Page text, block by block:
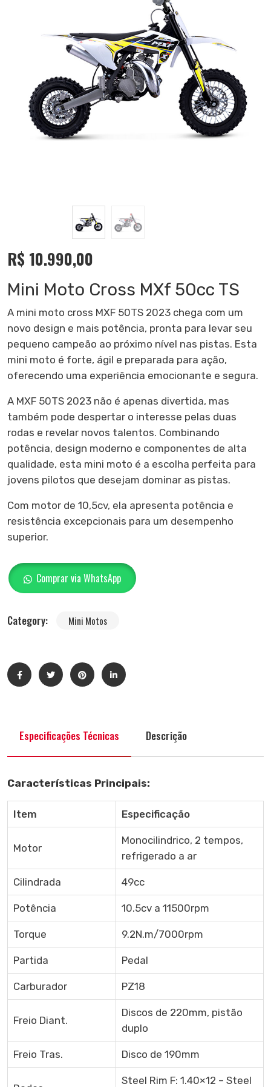
R$ 10.990,00
Mini Moto Cross MXf 50cc TS
A mini moto cross MXF 50TS 2023 chega com um
novo design e mais potência, pronta para levar seu
pequeno campeão ao próximo nível nas pistas. Esta
mini moto é forte, ágil e preparada para ação,
oferecendo uma experiência emocionante e segura.
A MXF 50TS 2023 não é apenas divertida, mas
também pode despertar o interesse pelas duas
rodas e revelar novos talentos. Combinando
potência, design moderno e componentes de alta
qualidade, esta mini moto é a escolha perfeita para
jovens pilotos que desejam dominar as pistas.
Com motor de 10,5cv, ela apresenta potência e
resistência excepcionais para um desempenho
superior.
Comprar via WhatsApp
Category: Mini Motos
Especificações Técnicas Descrição
Características Principais:
Item Especificação
Motor
Monocilindrico, 2 tempos,
refrigerado a ar
Cilindrada 49cc
Potência 10.5cv a 11500rpm
Torque 9.2N.m/7000rpm
Partida Pedal
Carburador PZ18
Freio Diant.
Discos de 220mm, pistão
duplo
Freio Tras. Disco de 190mm
Steel Rim F: 1.40×12 – Steel